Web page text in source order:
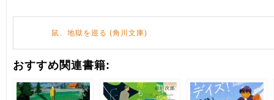
鼠、地獄を巡る (角川文庫)
おすすめ関連書籍: